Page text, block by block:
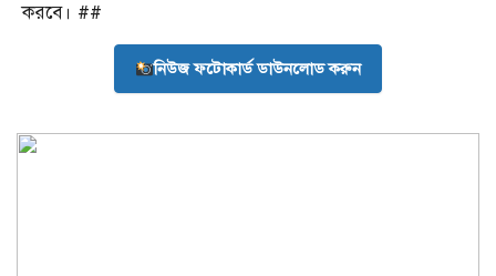
করবে। ##
নিউজ ফটোকার্ড ডাউনলোড করুন